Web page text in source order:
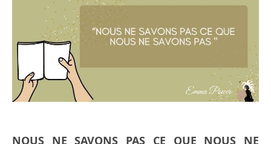
NOUS NE SAVONS PAS CE QUE NOUS NE